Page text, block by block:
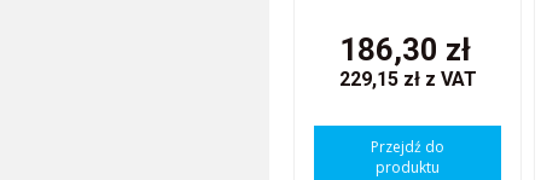
186,30 zł
229,15 zł z VAT
Przejdź do
produktu